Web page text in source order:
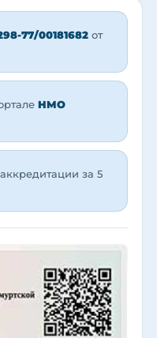
77/00181682 от
НМО
за 5